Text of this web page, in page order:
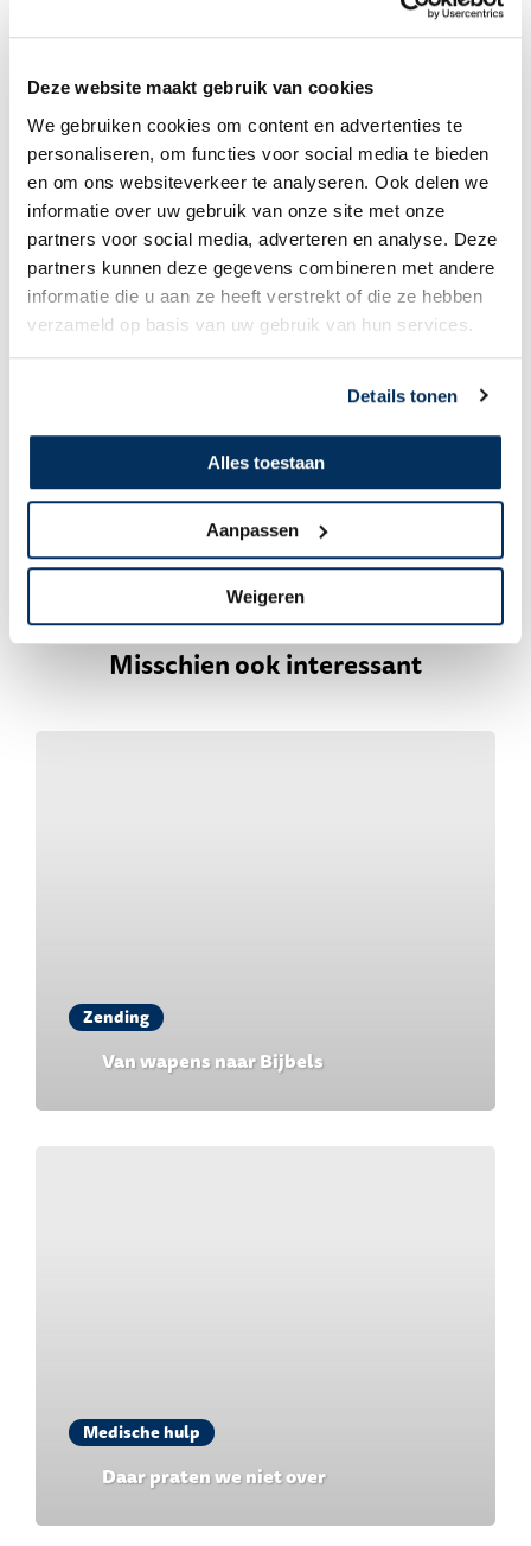
Deze website maakt gebruik van cookies
We gebruiken cookies om content en advertenties te
personaliseren, om functies voor social media te bieden
en om ons websiteverkeer te analyseren. Ook delen we
informatie over uw gebruik van onze site met onze
partners voor social media, adverteren en analyse. Deze
partners kunnen deze gegevens combineren met andere
informatie die u aan ze heeft verstrekt of die ze hebben
verzameld op basis van uw gebruik van hun services.
Details tonen
Alles toestaan
Aanpassen
Weigeren
communicatielijnen weer in stand te brengen, vloog MAF bovendien
technicien reparatiemateriaal.Naarschatting zijn ondanks alle
walend door de omliggende jungl e.
xtremistische aanslagen
in Mozambique begonnen in 2017. Internationale hulporganisaties
schatten dattot de dag van vandaagmeer dan 700.000 mensen in de
provincie uit hun huizen zijn verdreven
Bidt u mee voor al
dezeslachtoffers en de gehele situatie in Mozambique?
Een steentje veiligheid
Sinds 1999 vliegt MAFmet twee vliegtuigenin Mozambique en is ook nu
da nkbaarin deze acute noodsituatiete kunnen helpen. De pilotenstaan
klaar voor verdere evacuatievluchten om zo nog meer mensen een
stukje veiligheid terug te geven.
Doneer aan humanitaire hulp
Deel
Misschien ook interessant
Zending
Van wapens naar Bijbels
Medische hulp
Daar praten we niet over